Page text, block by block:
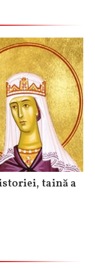
taină a